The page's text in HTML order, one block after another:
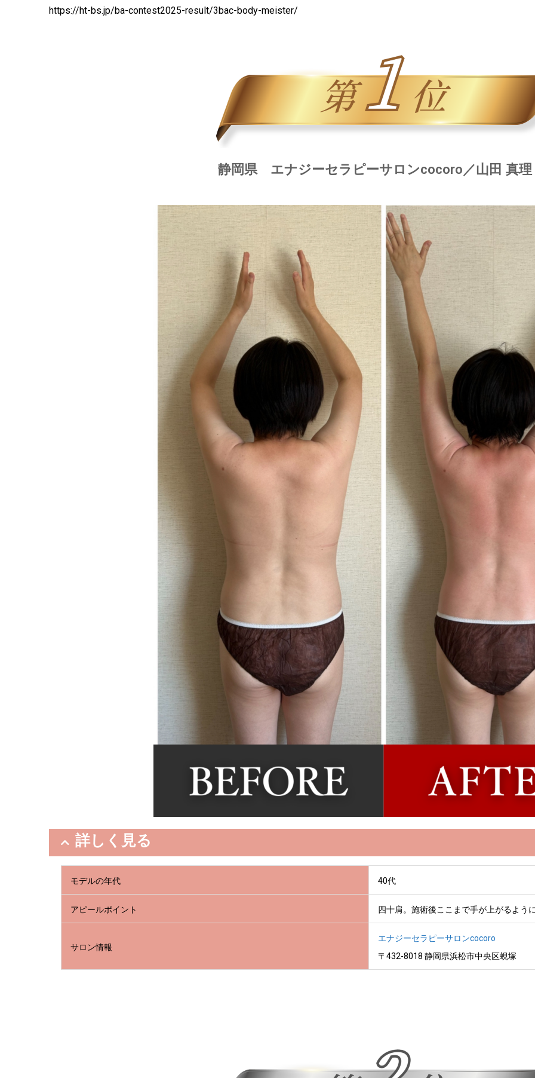
https://ht-bs.jp/ba-contest2025-result/3bac-body-meister/
静岡県 エナジーセラピーサロンcocoro／山田 真理
詳しく見る
モデルの年代 40代
アピールポイント 四十肩。施術後ここまで手が上がるよう
サロン情報
エナジーセラピーサロンcocoro
〒432-8018 静岡県浜松市中央区蜆塚